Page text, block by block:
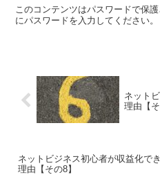
このコンテンツはパスワードで保
にパスワードを入力してください
ネット
理由【そ
ネットビジネス初心者が収益化で
理由【その8】